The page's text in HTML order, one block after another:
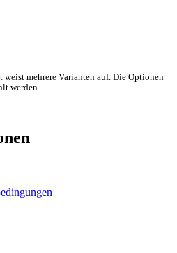
weist mehrere Varianten auf. Die Optionen
werden